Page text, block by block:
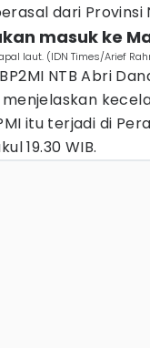
dari Provinsi
masuk ke
laut. (IDN Times/Arief
NTB Abri
itu terjadi di
19.30 WIB.